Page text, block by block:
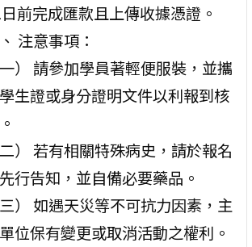
前完成匯款且上傳收據憑證。
注意事項：
一） 請參加學員著輕便服裝，並攜
生證或身分證明文件以利報到核
二） 若有相關特殊病史，請於報名
行告知，並自備必要藥品。
三） 如遇天災等不可抗力因素，主
位保有變更或取消活動之權利。